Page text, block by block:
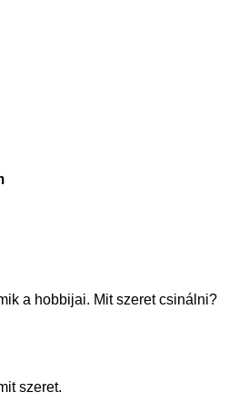
a hobbijai. Mit szeret csinálni?
szeret.